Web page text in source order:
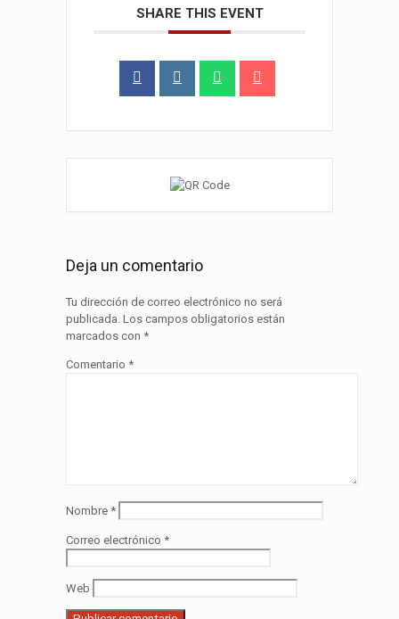
SHARE THIS EVENT
Deja un comentario
Tu dirección de correo electrónico no será
publicada. Los campos obligatorios están
marcados con *
Comentario *
Nombre *
Correo electrónico *
Web